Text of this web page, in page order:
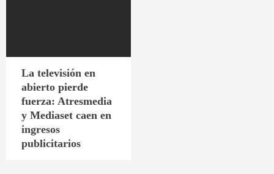
La televisión en
abierto pierde
fuerza: Atresmedia
y Mediaset caen en
ingresos
publicitarios